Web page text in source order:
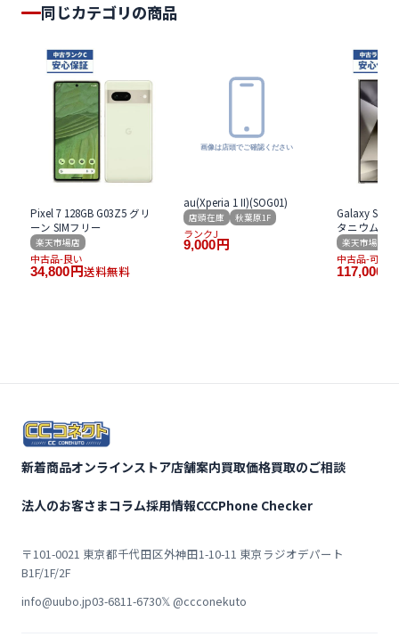
同じカテゴリの商品
Pixel 7 128GB G03Z5 グリ
ーン SIMフリー
楽天市場店
中古品-良い
34,800 円送料無料
au(Xperia 1 II)(SOG01)
店頭在庫 秋葉原1F
ランクJ
9,000 円
Galaxy S24
タニウム グ
楽天市場店
中古品-可
117,000
新着商品オンラインストア店舗案内買取価格買取のご相談
法人のお客さまコラム採用情報CCCPhone Checker
〒101-0021 東京都千代田区外神田1-10-11 東京ラジオデパート
B1F/1F/2F
info@uubo.jp03-6811-6730𝕏 @ccconekuto